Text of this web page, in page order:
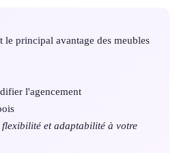
le principal avantage des meubles
l'agencement
et adaptabilité à votre